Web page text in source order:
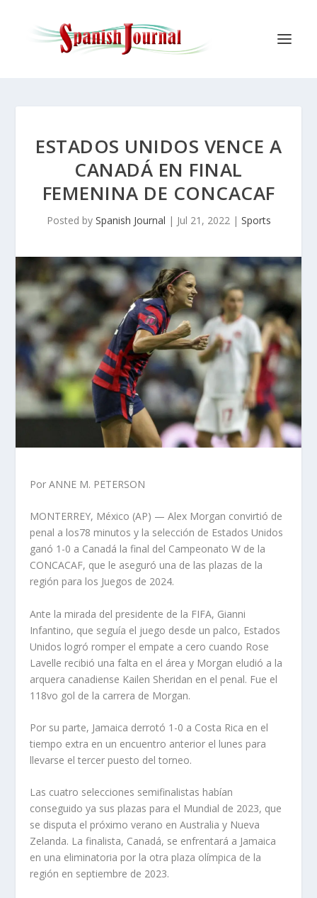
ESTADOS UNIDOS VENCE A
CANADÁ EN FINAL
FEMENINA DE CONCACAF
Posted by Spanish Journal | Jul 21, 2022| Sports
Por ANNE M. PETERSON
MONTERREY, México (AP) — Alex Morgan convirtió de
penal a los78 minutos y la selección de Estados Unidos
ganó 1-0 a Canadá la final del Campeonato W de la
CONCACAF, que le aseguró una de las plazas de la
región para los Juegos de 2024.
Ante la mirada del presidente de la FIFA, Gianni
Infantino, que seguía el juego desde un palco, Estados
Unidos logró romper el empate a cero cuando Rose
Lavelle recibió una falta en el área y Morgan eludió a la
arquera canadiense Kailen Sheridan en el penal. Fue el
118vo gol de la carrera de Morgan.
Por su parte, Jamaica derrotó 1-0 a Costa Rica en el
tiempo extra en un encuentro anterior el lunes para
llevarse el tercer puesto del torneo.
Las cuatro selecciones semifinalistas habían
conseguido ya sus plazas para el Mundial de 2023, que
se disputa el próximo verano en Australia y Nueva
Zelanda. La finalista, Canadá, se enfrentará a Jamaica
en una eliminatoria por la otra plaza olímpica de la
región en septiembre de 2023.